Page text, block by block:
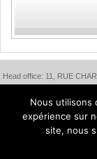
Head office: 11, RUE
Our
Nous utilisons
expérience sur
site, nous